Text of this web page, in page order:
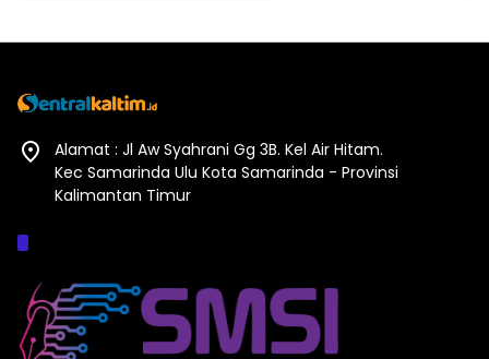
Alamat : Jl Aw Syahrani Gg 3B. Kel Air Hitam.
Kec Samarinda Ulu Kota Samarinda - Provinsi
Kalimantan Timur